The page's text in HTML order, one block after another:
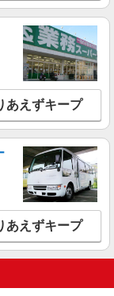
を見る
】
・能力による） ※
規定あり） ゜
+゜ 入社祝い金10
○。・゜+゜
を見る
あえずキープ
あえずキープ